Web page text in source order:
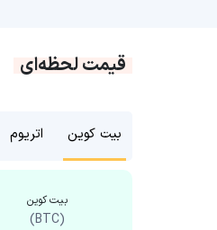
قیمت لحظه‌ای
بیت کوین اتریوم
بیت کوین
(BTC)